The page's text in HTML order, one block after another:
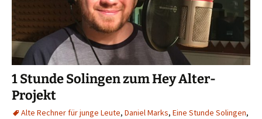
1 Stunde Solingen zum Hey Alter-
Projekt
Alte Rechner für junge Leute, Daniel Marks, Eine Stunde Solingen,